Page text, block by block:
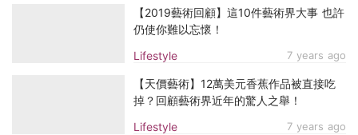
Lifestyle 7 years ago
【2019藝術回顧】這10件藝術界大事 也許
仍使你難以忘懷！
Lifestyle 7 years ago
【天價藝術】12萬美元香蕉作品被直接吃
掉？回顧藝術界近年的驚人之舉！